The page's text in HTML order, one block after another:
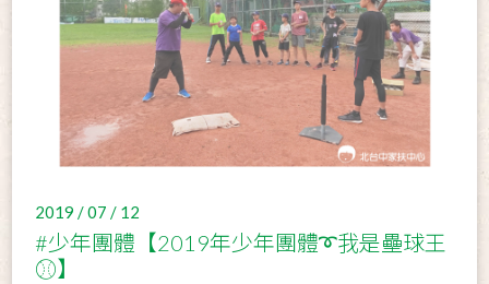
2019 / 07 / 12
#少年團體【2019年少年團體➰我是壘球王
⚾】